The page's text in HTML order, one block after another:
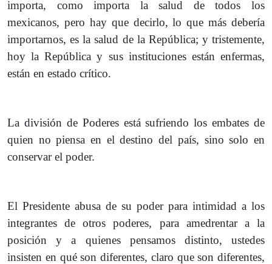
importa, como importa la salud de todos los
mexicanos, pero hay que decirlo, lo que más debería
importarnos, es la salud de la República; y tristemente,
hoy la República y sus instituciones están enfermas,
están en estado crítico.
La división de Poderes está sufriendo los embates de
quien no piensa en el destino del país, sino solo en
conservar el poder.
El Presidente abusa de su poder para intimidad a los
integrantes de otros poderes, para amedrentar a la
posición y a quienes pensamos distinto, ustedes
insisten en qué son diferentes, claro que son diferentes,